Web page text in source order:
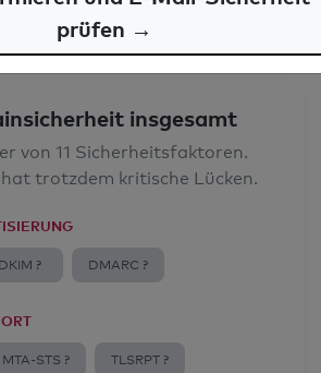
insgesamt
von 11 Sicherheitsfaktoren.
trotzdem kritische Lücken.
DKIM ? DMARC ?
MTA-STS ? TLSRPT ?
prüfen →